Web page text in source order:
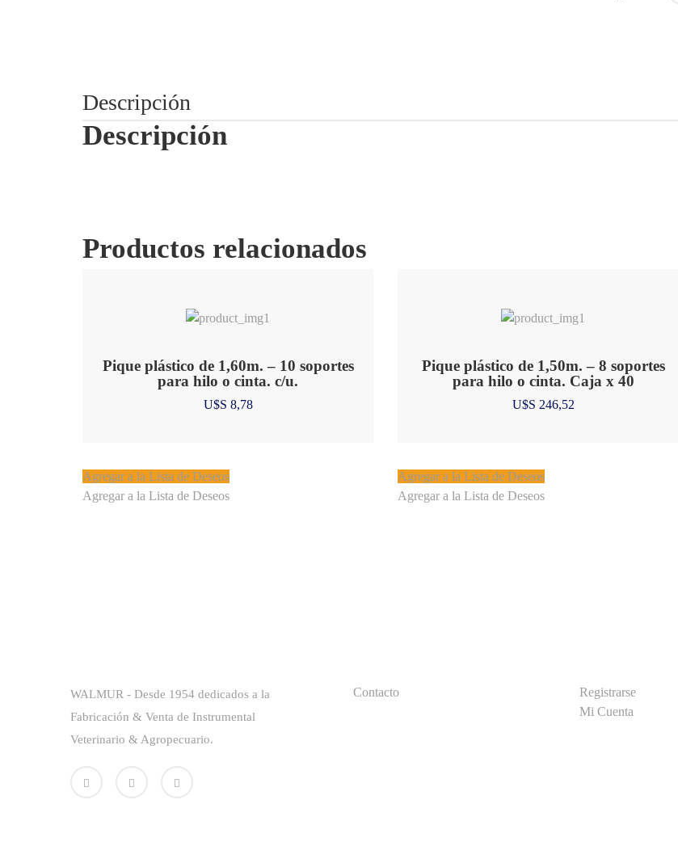
Descripción
Descripción
Productos relacionados
Pique plástico de 1,60m. – 10 soportes
para hilo o cinta. c/u.
U$S 8,78
Agregar a la Lista de Deseos
Agregar a la Lista de Deseos
Pique plástico de 1,50m. – 8 soportes
para hilo o cinta. Caja x 40
U$S 246,52
Agregar a la Lista de Deseos
Agregar a la Lista de Deseos
WALMUR - Desde 1954 dedicados a la
Fabricación & Venta de Instrumental
Veterinario & Agropecuario.
Contacto
Registrarse
Mi Cuenta